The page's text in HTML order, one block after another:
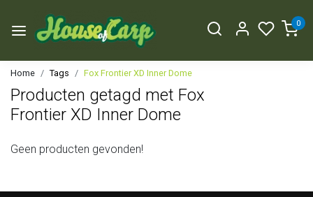
0
Home Tags Fox Frontier XD Inner Dome
Producten getagd met Fox
Frontier XD Inner Dome
Geen producten gevonden!